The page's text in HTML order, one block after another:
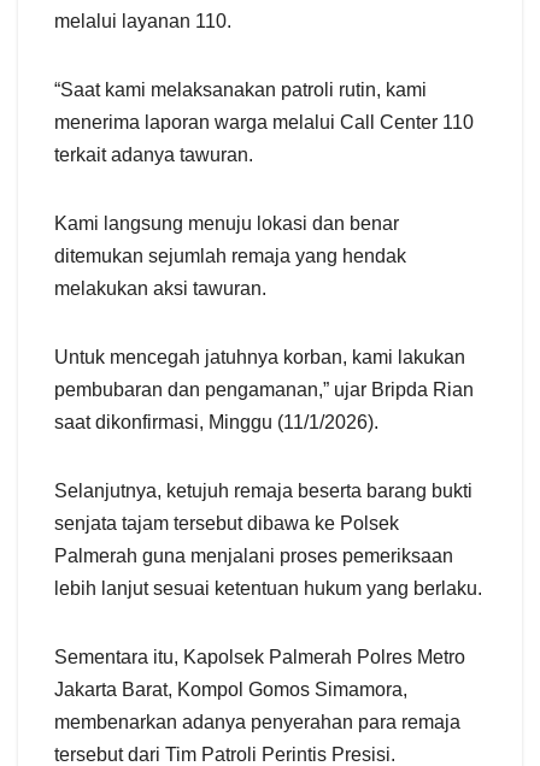
melalui layanan 110.
“Saat kami melaksanakan patroli rutin, kami
menerima laporan warga melalui Call Center 110
terkait adanya tawuran.
Kami langsung menuju lokasi dan benar
ditemukan sejumlah remaja yang hendak
melakukan aksi tawuran.
Untuk mencegah jatuhnya korban, kami lakukan
pembubaran dan pengamanan,” ujar Bripda Rian
saat dikonfirmasi, Minggu (11/1/2026).
Selanjutnya, ketujuh remaja beserta barang bukti
senjata tajam tersebut dibawa ke Polsek
Palmerah guna menjalani proses pemeriksaan
lebih lanjut sesuai ketentuan hukum yang berlaku.
Sementara itu, Kapolsek Palmerah Polres Metro
Jakarta Barat, Kompol Gomos Simamora,
membenarkan adanya penyerahan para remaja
tersebut dari Tim Patroli Perintis Presisi.